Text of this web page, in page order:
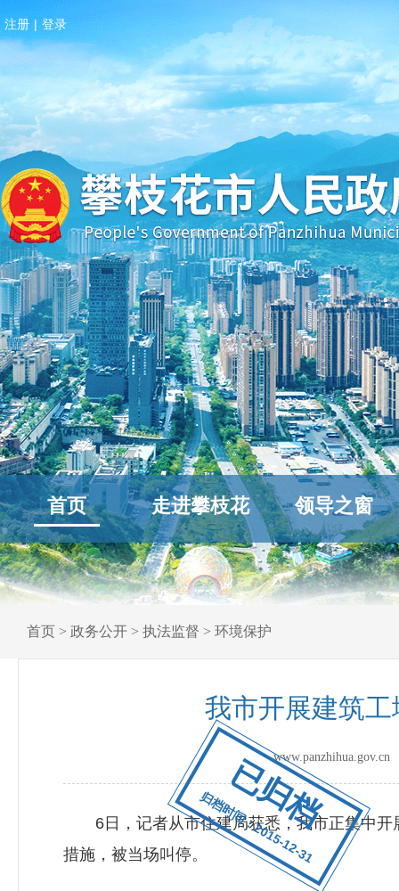
已归档
归档时间：2015-12-31
注册 | 登录
首页 走进攀枝花 领导之窗
首页 > 政务公开 > 执法监督 > 环境保护
我市开展建筑
6日，记者从市住建局获悉，我市正集中开
措施，被当场叫停。